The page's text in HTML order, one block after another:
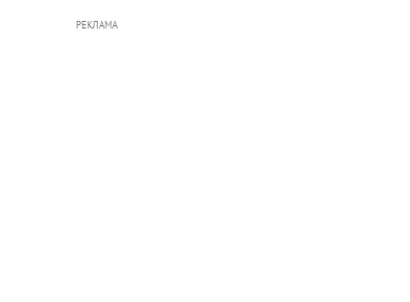
РЕКЛАМА